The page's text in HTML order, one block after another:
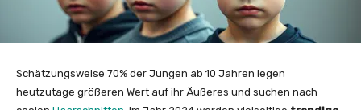
Schätzungsweise 70% der Jungen ab 10 Jahren legen
heutzutage größeren Wert auf ihr Äußeres und suchen nach